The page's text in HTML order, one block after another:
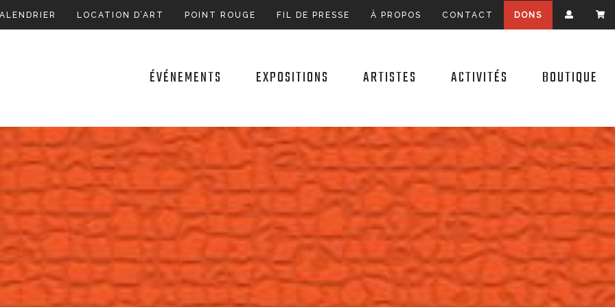
LOCATION D’ART POINT ROUGE FIL DE PRESSE À PROPOS CONTACT DONS
ÉVÉNEMENTS EXPOSITIONS ARTISTES ACTIVITÉS BOUTIQUE